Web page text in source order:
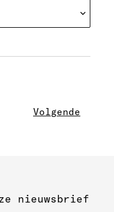
Volgende
nieuwsbrief